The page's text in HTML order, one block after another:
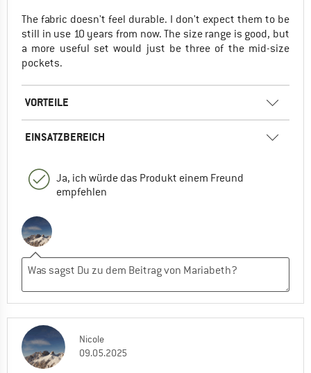
The fabric doesn't feel durable. I don't expect them to be
still in use 10 years from now. The size range is good, but
a more useful set would just be three of the mid-size
pockets.
VORTEILE
EINSATZBEREICH
Ja, ich würde das Produkt einem Freund
empfehlen
Nicole
09.05.2025